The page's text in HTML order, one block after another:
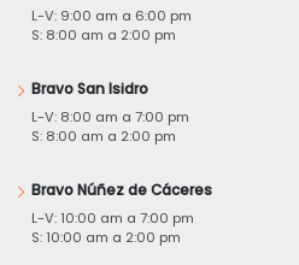
L-V: 9:00 am a 6:00 pm
S: 8:00 am a 2:00 pm
Bravo San Isidro
L-V: 8:00 am a 7:00 pm
S: 8:00 am a 2:00 pm
Bravo Núñez de Cáceres
L-V: 10:00 am a 7:00 pm
S: 10:00 am a 2:00 pm